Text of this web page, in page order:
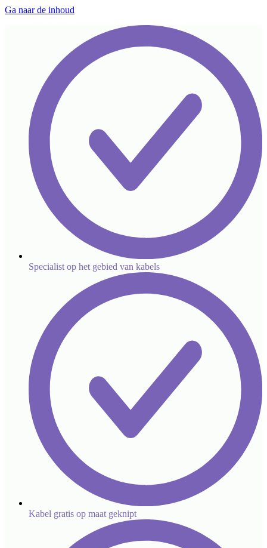
Ga naar de inhoud
Specialist op het gebied van kabels
Kabel gratis op maat geknipt